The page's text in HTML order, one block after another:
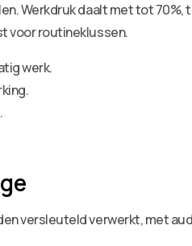
Werkdruk daalt met tot
voor routineklussen.
werk.
versleuteld verwerkt, met